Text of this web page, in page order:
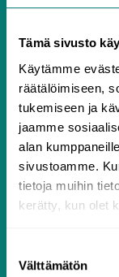
Tämä sivusto
Käytämme
räätälöimiseen,
tukemiseen ja
jaamme
alan
sivustoamme.
tietoja muihin
kerätty, kun olet
valinta
Välttämätön
Minulla
Valitse aika
tilaus
3